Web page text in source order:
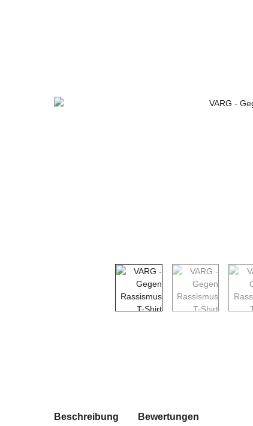
weitere Registerkarten anzeigen
Beschreibung Bewertungen